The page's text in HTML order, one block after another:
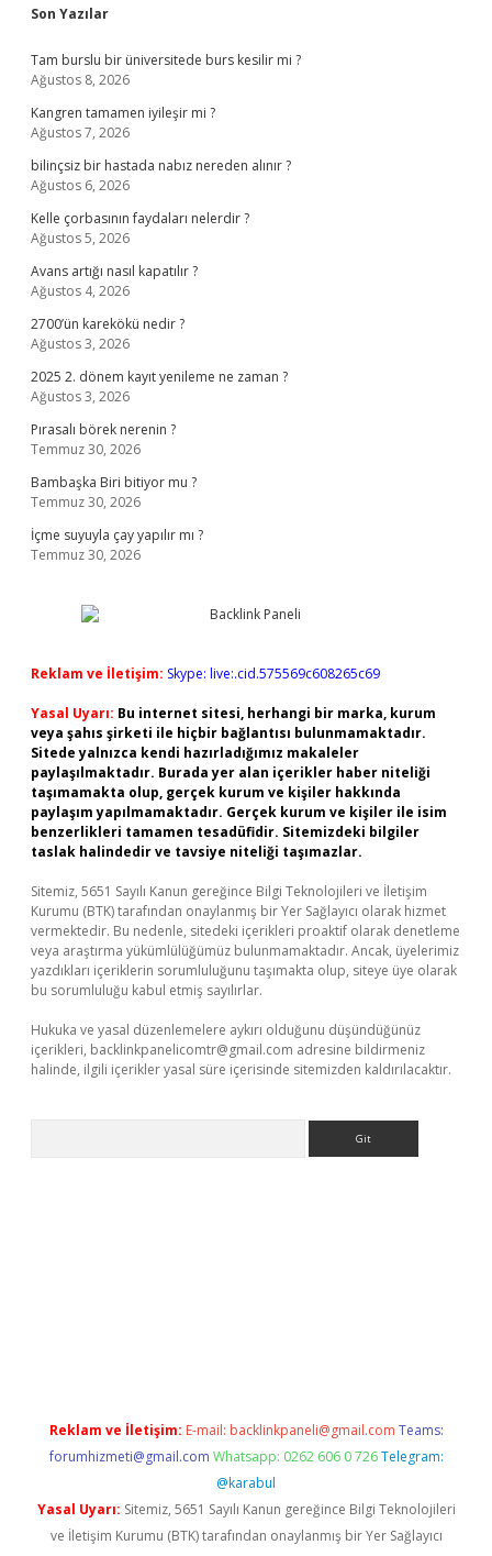
Sidebar
Son Yazılar
Tam burslu bir üniversitede burs kesilir mi ?
Ağustos 8, 2026
Kangren tamamen iyileşir mi ?
Ağustos 7, 2026
bilinçsiz bir hastada nabız nereden alınır ?
Ağustos 6, 2026
Kelle çorbasının faydaları nelerdir ?
Ağustos 5, 2026
Avans artığı nasıl kapatılır ?
Ağustos 4, 2026
2700’ün karekökü nedir ?
Ağustos 3, 2026
2025 2. dönem kayıt yenileme ne zaman ?
Ağustos 3, 2026
Pırasalı börek nerenin ?
Temmuz 30, 2026
Bambaşka Biri bitiyor mu ?
Temmuz 30, 2026
İçme suyuyla çay yapılır mı ?
Temmuz 30, 2026
Reklam ve İletişim: Skype: live:.cid.575569c608265c69
Yasal Uyarı: Bu internet sitesi, herhangi bir marka, kurum
veya şahıs şirketi ile hiçbir bağlantısı bulunmamaktadır.
Sitede yalnızca kendi hazırladığımız makaleler
paylaşılmaktadır. Burada yer alan içerikler haber niteliği
taşımamakta olup, gerçek kurum ve kişiler hakkında
paylaşım yapılmamaktadır. Gerçek kurum ve kişiler ile isim
benzerlikleri tamamen tesadüfidir. Sitemizdeki bilgiler
taslak halindedir ve tavsiye niteliği taşımazlar.
Sitemiz, 5651 Sayılı Kanun gereğince Bilgi Teknolojileri ve İletişim
Kurumu (BTK) tarafından onaylanmış bir Yer Sağlayıcı olarak hizmet
vermektedir. Bu nedenle, sitedeki içerikleri proaktif olarak denetleme
veya araştırma yükümlülüğümüz bulunmamaktadır. Ancak, üyelerimiz
yazdıkları içeriklerin sorumluluğunu taşımakta olup, siteye üye olarak
bu sorumluluğu kabul etmiş sayılırlar.
Hukuka ve yasal düzenlemelere aykırı olduğunu düşündüğünüz
içerikleri, backlinkpanelicomtr@gmail.com adresine bildirmeniz
halinde, ilgili içerikler yasal süre içerisinde sitemizden kaldırılacaktır.
Reklam ve İletişim: E-mail: backlinkpaneli@gmail.com Teams:
forumhizmeti@gmail.com Whatsapp: 0262 606 0 726 Telegram:
@karabul
Yasal Uyarı: Sitemiz, 5651 Sayılı Kanun gereğince Bilgi Teknolojileri
ve İletişim Kurumu (BTK) tarafından onaylanmış bir Yer Sağlayıcı